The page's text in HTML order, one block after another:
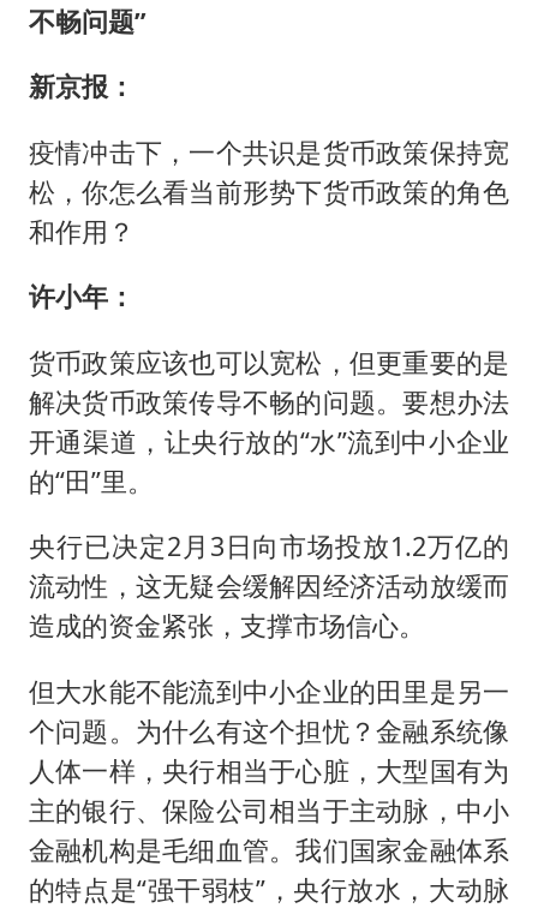
不畅问题”
新京报：
疫情冲击下，一个共识是货币政策保持宽
松，你怎么看当前形势下货币政策的角色
和作用？
许小年：
货币政策应该也可以宽松，但更重要的是
解决货币政策传导不畅的问题。要想办法
开通渠道，让央行放的“水”流到中小企业
的“田”里。
央行已决定2月3日向市场投放1.2万亿的
流动性，这无疑会缓解因经济活动放缓而
造成的资金紧张，支撑市场信心。
但大水能不能流到中小企业的田里是另一
个问题。为什么有这个担忧？金融系统像
人体一样，央行相当于心脏，大型国有为
主的银行、保险公司相当于主动脉，中小
金融机构是毛细血管。我们国家金融体系
的特点是“强干弱枝”，央行放水，大动脉